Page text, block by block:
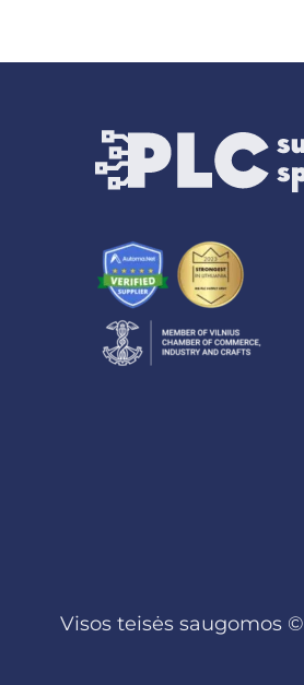
Visos teisės saugomos ©